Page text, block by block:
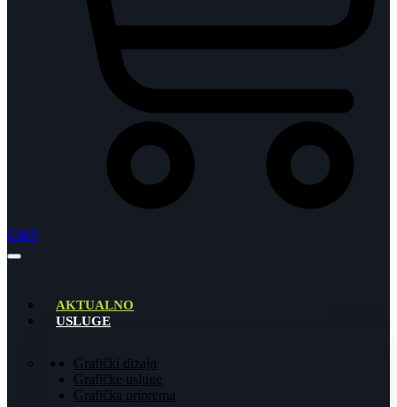
Cart
AKTUALNO
USLUGE
Grafički dizajn
Grafičke usluge
Grafička priprema